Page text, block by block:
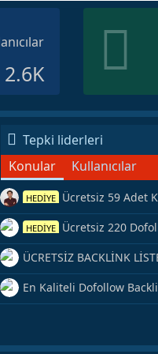
2.6K
Tepki liderleri
Konular
Kullanıcılar
HEDİYE Ücretsiz 59 Adet
Backlink Kaynağı
HEDİYE Ücretsiz 220
Veriyorum
ÜCRETSİZ BACKLİNK
Hemen Yetiş!
En Kaliteli Dofollow